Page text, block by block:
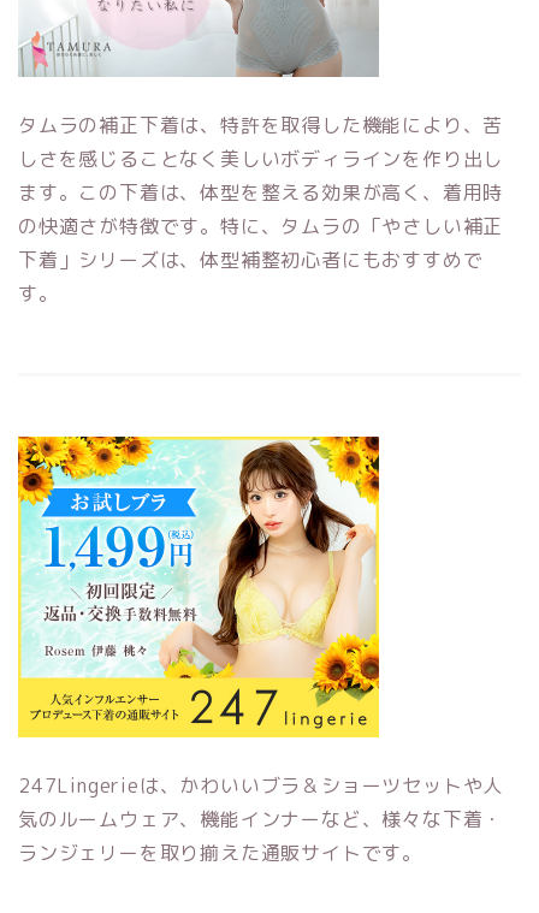
タムラの補正下着は、特許を取得した機能により、苦
しさを感じることなく美しいボディラインを作り出し
ます。この下着は、体型を整える効果が高く、着用時
の快適さが特徴です。特に、タムラの「やさしい補正
下着」シリーズは、体型補整初心者にもおすすめで
す。
247Lingerieは、かわいいブラ＆ショーツセットや人
気のルームウェア、機能インナーなど、様々な下着・
ランジェリーを取り揃えた通販サイトです。